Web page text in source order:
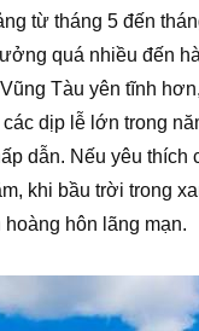
từ tháng 5 đến
quá nhiều đến
Tàu yên tĩnh
dịp lễ lớn trong
dẫn. Nếu yêu
khi bầu trời trong
hôn lãng mạn.